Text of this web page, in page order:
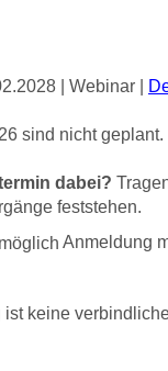
| Webinar |
sind nicht geplant.
dabei?
feststehen.
Anmeldung
ist keine